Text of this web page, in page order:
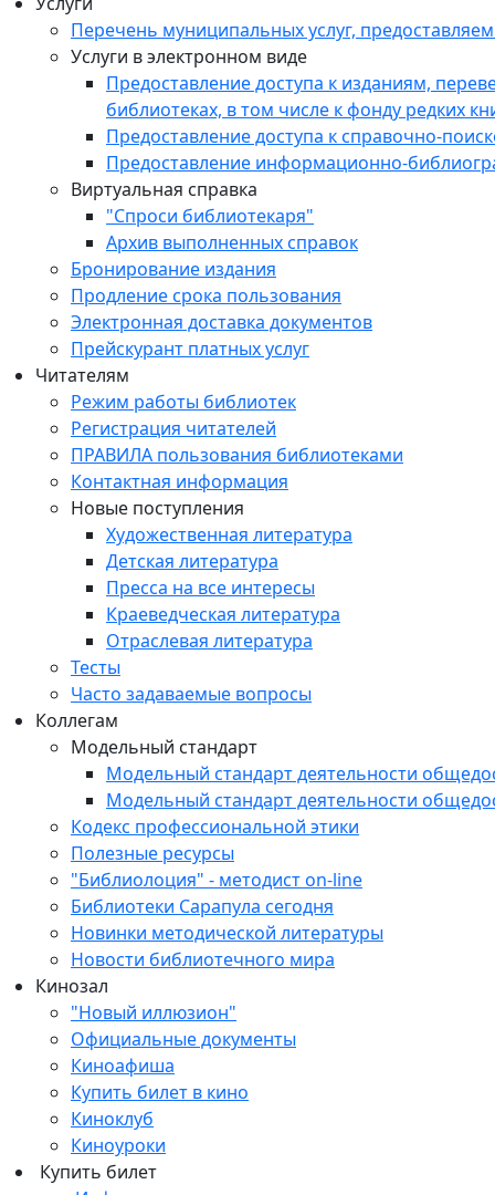
Перечень муниципальных услуг,
Услуги в электронном виде
Предоставление доступа к изданиям,
библиотеках, в том числе к фонду редких
Предоставление доступа к справочно-
Предоставление информационно-
Виртуальная справка
"Спроси библиотекаря"
Архив выполненных справок
Бронирование издания
Продление срока пользования
Электронная доставка документов
Прейскурант платных услуг
Читателям
Режим работы библиотек
Регистрация читателей
ПРАВИЛА пользования библиотеками
Контактная информация
Новые поступления
Художественная литература
Детская литература
Пресса на все интересы
Краеведческая литература
Отраслевая литература
Тесты
Часто задаваемые вопросы
Коллегам
Модельный стандарт
Модельный стандарт деятельности
Модельный стандарт деятельности
Кодекс профессиональной этики
Полезные ресурсы
"Библиолоция" - методист on-line
Библиотеки Сарапула сегодня
Новинки методической литературы
Новости библиотечного мира
Кинозал
"Новый иллюзион"
Официальные документы
Киноафиша
Купить билет в кино
Киноклуб
Киноуроки
Купить билет